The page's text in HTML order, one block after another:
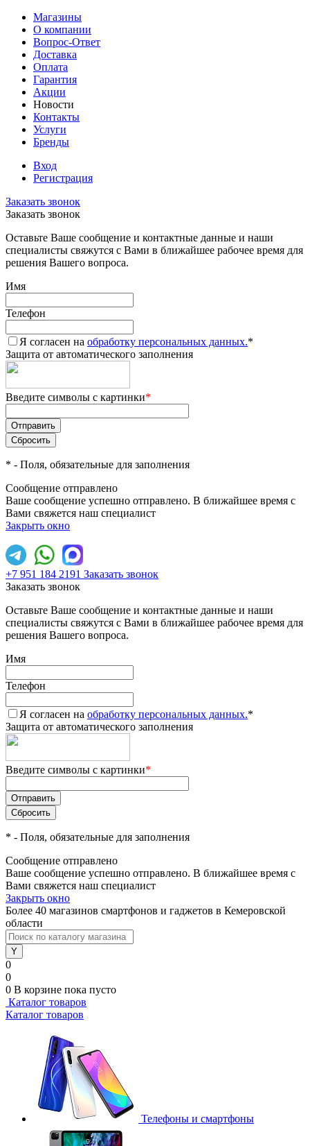
Магазины
О компании
Вопрос-Ответ
Доставка
Оплата
Гарантия
Акции
Новости
Контакты
Услуги
Бренды
Вход
Регистрация
Заказать звонок
Заказать звонок
Оставьте Ваше сообщение и контактные данные и наши
специалисты свяжутся с Вами в ближайшее рабочее время для
решения Вашего вопроса.
Имя
Телефон
Я согласен на обработку персональных данных.*
Защита от автоматического заполнения
Введите символы с картинки*
* - Поля, обязательные для заполнения
Сообщение отправлено
Ваше сообщение успешно отправлено. В ближайшее время с
Вами свяжется наш специалист
Закрыть окно
+7 951 184 2191 Заказать звонок
Заказать звонок
Оставьте Ваше сообщение и контактные данные и наши
специалисты свяжутся с Вами в ближайшее рабочее время для
решения Вашего вопроса.
Имя
Телефон
Я согласен на обработку персональных данных.*
Защита от автоматического заполнения
Введите символы с картинки*
* - Поля, обязательные для заполнения
Сообщение отправлено
Ваше сообщение успешно отправлено. В ближайшее время с
Вами свяжется наш специалист
Закрыть окно
Более 40 магазинов смартфонов и гаджетов в Кемеровской
области
0
0
0 В корзине пока пусто
Каталог товаров
Каталог товаров
Телефоны и смартфоны